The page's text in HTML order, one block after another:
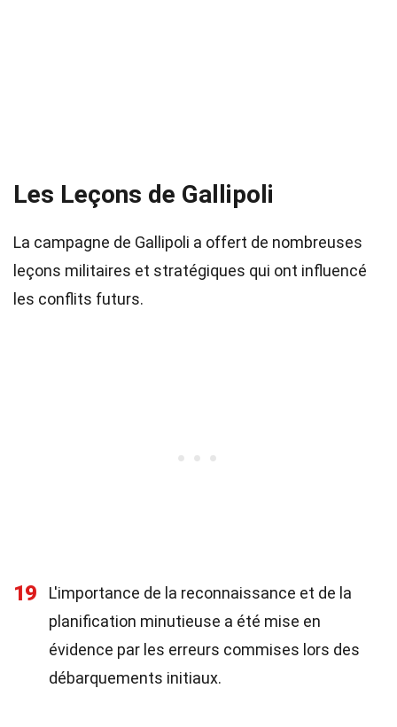
Les Leçons de Gallipoli
La campagne de Gallipoli a offert de nombreuses
leçons militaires et stratégiques qui ont influencé
les conflits futurs.
19
L'importance de la reconnaissance et de la
planification minutieuse a été mise en
évidence par les erreurs commises lors des
débarquements initiaux.